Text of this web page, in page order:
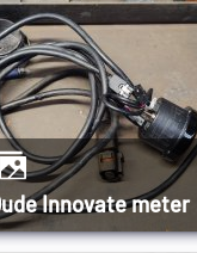
Oude Innovate meter